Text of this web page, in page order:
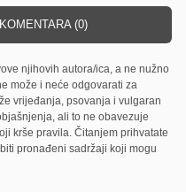
(0)
njihovih autora/ica, a ne nužno
može i neće odgovarati za
vrijeđanja, psovanja i vulgaran
ali to ne obavezuje
krše pravila. Čitanjem prihvatate
pronađeni sadržaji koji mogu